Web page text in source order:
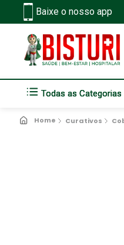
Baixe o nosso app
Todas as Categorias
Curativos